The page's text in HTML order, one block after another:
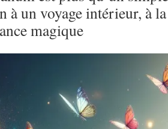
à un voyage intérieur, à
magique